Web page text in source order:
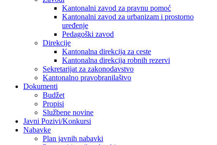
Kantonalni zavod za pravnu pomoć
Kantonalni zavod za urbanizam i prostorno
uređenje
Pedagoški zavod
Direkcije
Kantonalna direkcija za ceste
Kantonalna direkcija robnih rezervi
Sekretarijat za zakonodavstvo
Kantonalno pravobranilaštvo
Dokumenti
Budžet
Propisi
Službene novine
Javni Pozivi/Konkursi
Nabavke
Plan javnih nabavki